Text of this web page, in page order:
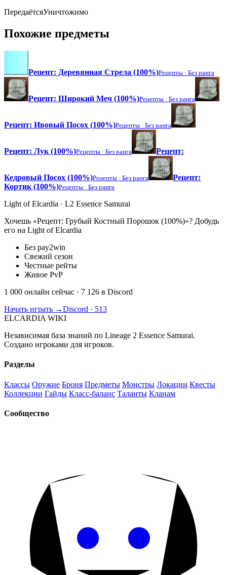
ПередаётсяУничтожимо
Похожие предметы
Рецепт: Деревянная Стрела (100%)Рецепты · Без ранга
Рецепт: Широкий Меч (100%)Рецепты · Без ранга
Рецепт: Ивовый Посох (100%)Рецепты · Без ранга
Рецепт: Лук (100%)Рецепты · Без ранга Рецепт:
Кедровый Посох (100%)Рецепты · Без ранга
Рецепт:
Кортик (100%)Рецепты · Без ранга
Light of Elcardia · L2 Essence Samurai
Хочешь «Рецепт: Грубый Костный Порошок (100%)»? Добудь
его на Light of Elcardia
Без pay2win
Свежий сезон
Честные рейты
Живое PvP
1 000 онлайн сейчас · 7 126 в Discord
Начать играть →Discord · 513
ELCARDIA WIKI
Независимая база знаний по Lineage 2 Essence Samurai.
Создано игроками для игроков.
Разделы
Классы Оружие Броня Предметы Монстры Локации Квесты
Коллекции Гайды Класс-баланс Таланты Кланам
Сообщество